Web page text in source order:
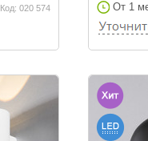
Код: 020 574 От 1